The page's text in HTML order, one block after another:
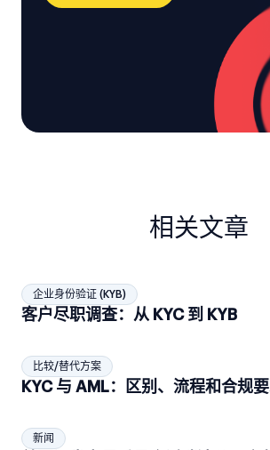
相关文章
企业身份验证 (KYB)
客户尽职调查：从 KYC 到 KYB
比较/替代方案
KYC 与 AML：区别、流程和合规
新闻